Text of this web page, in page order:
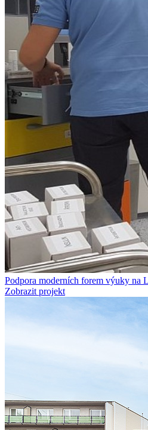
Podpora moderních forem výuky na
Zobrazit projekt